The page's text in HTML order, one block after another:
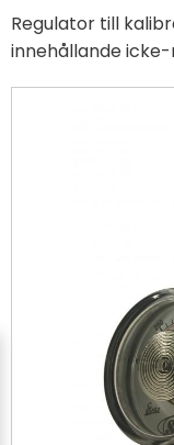
Regulator till
innehållande